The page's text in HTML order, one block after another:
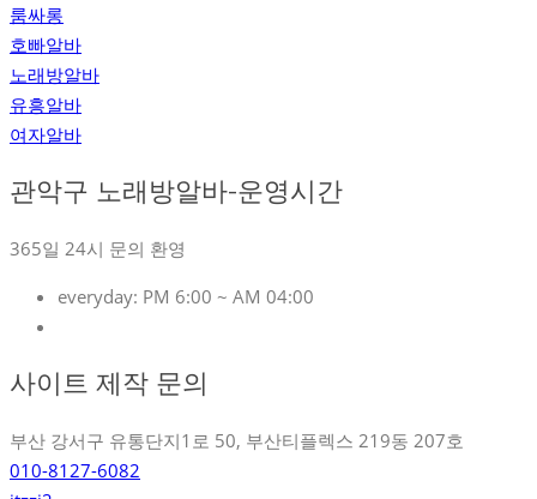
룸싸롱
호빠알바
노래방알바
유흥알바
여자알바
관악구 노래방알바-운영시간
365일 24시 문의 환영
everyday: PM 6:00 ~ AM 04:00
사이트 제작 문의
부산 강서구 유통단지1로 50, 부산티플렉스 219동 207호
010-8127-6082